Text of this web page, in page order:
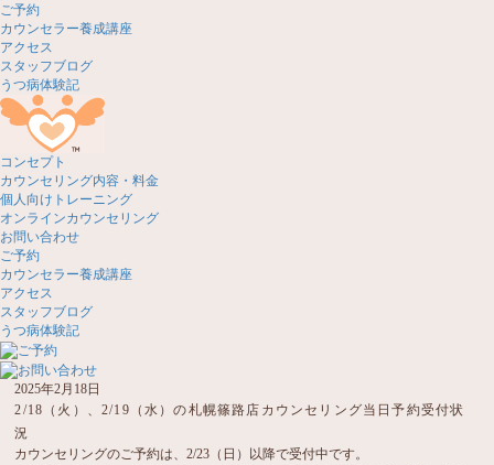
ご予約
カウンセラー養成講座
アクセス
スタッフブログ
うつ病体験記
コンセプト
カウンセリング内容・料金
個人向けトレーニング
オンラインカウンセリング
お問い合わせ
ご予約
カウンセラー養成講座
アクセス
スタッフブログ
うつ病体験記
2025年2月18日
2/18（火）、2/19（水）の札幌篠路店カウンセリング当日予約受付状
況
カウンセリングのご予約は、2/23（日）以降で受付中です。